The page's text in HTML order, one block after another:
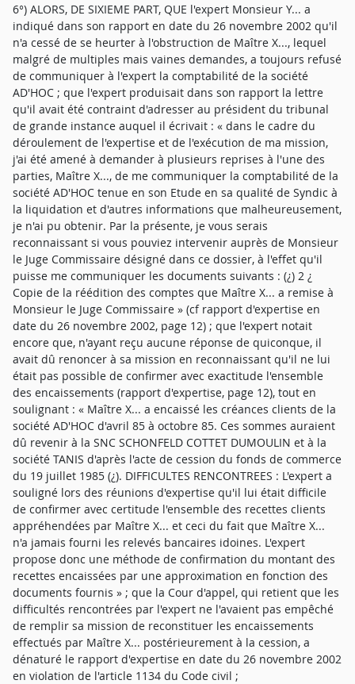
6°) ALORS, DE SIXIEME PART, QUE l'expert Monsieur Y... a
indiqué dans son rapport en date du 26 novembre 2002 qu'il
n'a cessé de se heurter à l'obstruction de Maître X..., lequel
malgré de multiples mais vaines demandes, a toujours refusé
de communiquer à l'expert la comptabilité de la société
AD'HOC ; que l'expert produisait dans son rapport la lettre
qu'il avait été contraint d'adresser au président du tribunal
de grande instance auquel il écrivait : « dans le cadre du
déroulement de l'expertise et de l'exécution de ma mission,
j'ai été amené à demander à plusieurs reprises à l'une des
parties, Maître X..., de me communiquer la comptabilité de la
société AD'HOC tenue en son Etude en sa qualité de Syndic à
la liquidation et d'autres informations que malheureusement,
je n'ai pu obtenir. Par la présente, je vous serais
reconnaissant si vous pouviez intervenir auprès de Monsieur
le Juge Commissaire désigné dans ce dossier, à l'effet qu'il
puisse me communiquer les documents suivants : (¿) 2 ¿
Copie de la réédition des comptes que Maître X... a remise à
Monsieur le Juge Commissaire » (cf rapport d'expertise en
date du 26 novembre 2002, page 12) ; que l'expert notait
encore que, n'ayant reçu aucune réponse de quiconque, il
avait dû renoncer à sa mission en reconnaissant qu'il ne lui
était pas possible de confirmer avec exactitude l'ensemble
des encaissements (rapport d'expertise, page 12), tout en
soulignant : « Maître X... a encaissé les créances clients de la
société AD'HOC d'avril 85 à octobre 85. Ces sommes auraient
dû revenir à la SNC SCHONFELD COTTET DUMOULIN et à la
société TANIS d'après l'acte de cession du fonds de commerce
du 19 juillet 1985 (¿). DIFFICULTES RENCONTREES : L'expert a
souligné lors des réunions d'expertise qu'il lui était difficile
de confirmer avec certitude l'ensemble des recettes clients
appréhendées par Maître X... et ceci du fait que Maître X...
n'a jamais fourni les relevés bancaires idoines. L'expert
propose donc une méthode de confirmation du montant des
recettes encaissées par une approximation en fonction des
documents fournis » ; que la Cour d'appel, qui retient que les
difficultés rencontrées par l'expert ne l'avaient pas empêché
de remplir sa mission de reconstituer les encaissements
effectués par Maître X... postérieurement à la cession, a
dénaturé le rapport d'expertise en date du 26 novembre 2002
en violation de l'article 1134 du Code civil ;